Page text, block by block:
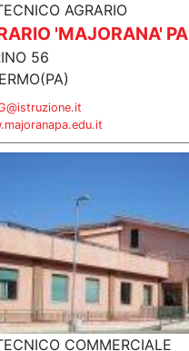
AGRARIO
'MAJORANA' PA
56
COMMERCIALE